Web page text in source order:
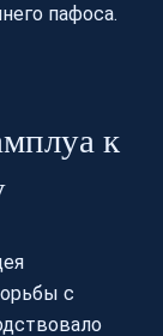
пафоса.
к
с